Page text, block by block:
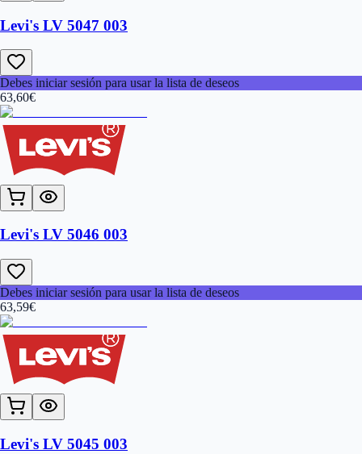
Levi's LV 5047 003
Debes iniciar sesión para usar la lista de deseos
63,60€
Levi's LV 5046 003
Debes iniciar sesión para usar la lista de deseos
63,59€
Levi's LV 5045 003